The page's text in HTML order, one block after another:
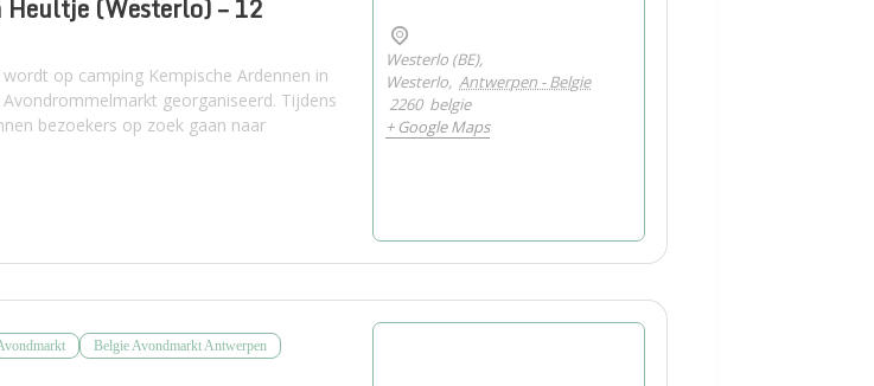
(Westerlo) – 12
op camping Kempische Ardennen in
georganiseerd. Tijdens
bezoekers op zoek gaan naar
Westerlo (BE),
Westerlo, Antwerpen - Belgie
2260 belgie
+ Google Maps
Belgie Avondmarkt Antwerpen